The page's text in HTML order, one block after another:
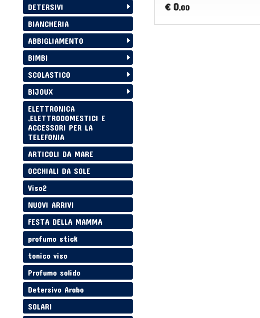
€ 0,00
DETERSIVI
BIANCHERIA
ABBIGLIAMENTO
BIMBI
SCOLASTICO
BIJOUX
ELETTRONICA
,ELETTRODOMESTICI E
ACCESSORI PER LA
TELEFONIA
ARTICOLI DA MARE
OCCHIALI DA SOLE
Viso2
NUOVI ARRIVI
FESTA DELLA MAMMA
profumo stick
tonico viso
Profumo solido
Detersivo Arabo
SOLARI